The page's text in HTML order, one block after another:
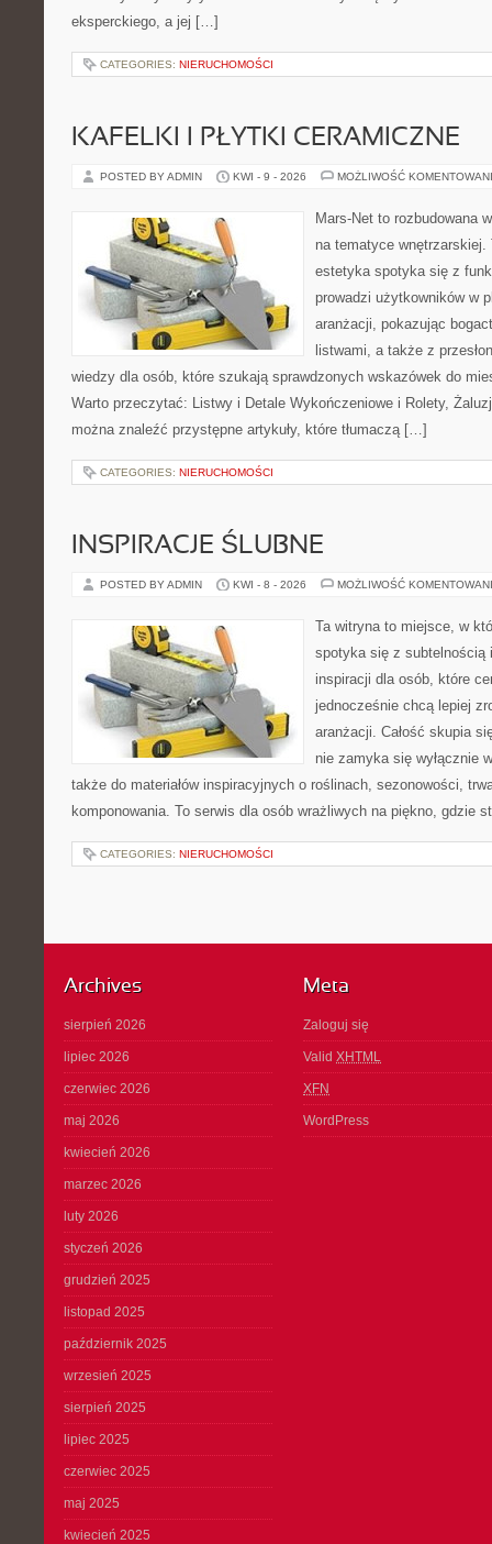
eksperckiego, a jej […]
CATEGORIES: NIERUCHOMOŚCI
KAFELKI I PŁYTKI CERAMICZNE
POSTED BY ADMIN KWI - 9 - 2026 MOŻLIWOŚĆ
Mars-Net to rozbudowana
na tematyce
estetyka spotyka się z
prowadzi użytkowników w
aranżacji, pokazując
listwami, a także z
wiedzy dla osób, które szukają sprawdzonych wskazówek do
Warto przeczytać: Listwy i Detale Wykończeniowe i Rolety,
można znaleźć przystępne artykuły, które tłumaczą […]
CATEGORIES: NIERUCHOMOŚCI
INSPIRACJE ŚLUBNE
POSTED BY ADMIN KWI - 8 - 2026 MOŻLIWOŚĆ
Ta witryna to miejsce, w
spotyka się z subtelnością
inspiracji dla osób, które
jednocześnie chcą lepiej
aranżacji. Całość skupia
nie zamyka się wyłącznie
także do materiałów inspiracyjnych o roślinach, sezonowości,
komponowania. To serwis dla osób wrażliwych na piękno, gdzie
CATEGORIES: NIERUCHOMOŚCI
Archives
sierpień 2026
lipiec 2026
czerwiec 2026
maj 2026
kwiecień 2026
marzec 2026
luty 2026
styczeń 2026
grudzień 2025
listopad 2025
październik 2025
wrzesień 2025
sierpień 2025
lipiec 2025
czerwiec 2025
maj 2025
kwiecień 2025
Meta
Zaloguj się
Valid XHTML
XFN
WordPress